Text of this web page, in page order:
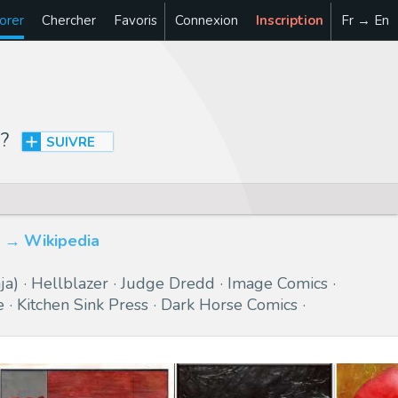
Chercher Favoris Connexion Inscription Fr → En
? SUIVRE
Wikipedia
Hellblazer Judge Dredd
Image Comics
Kitchen Sink Press
Dark Horse Comics